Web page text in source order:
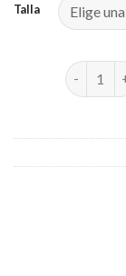
Talla
shein